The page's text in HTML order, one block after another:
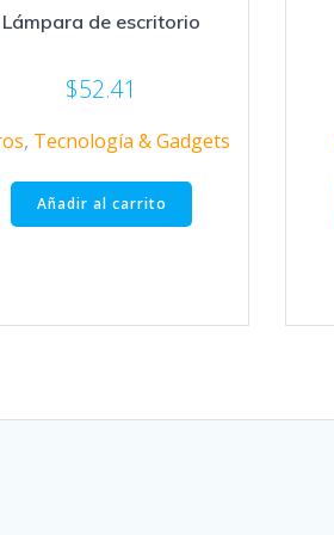
Lámpara de escritorio
$52.41
, Tecnología & Gadgets
Añadir al carrito